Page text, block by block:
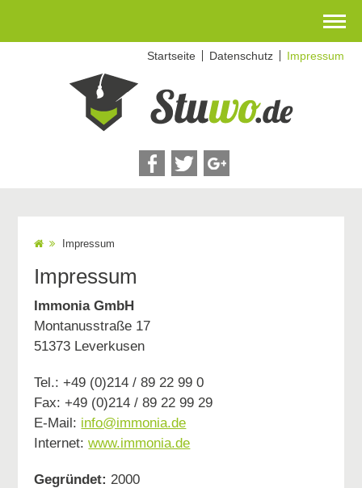
Zum
Startseite Datenschutz Impressum
Impressum
Impressum
Immonia GmbH
Montanusstraße 17
51373 Leverkusen
Tel.: +49 (0)214 / 89 22 99 0
Fax: +49 (0)214 / 89 22 99 29
E-Mail: info@immonia.de
Internet: www.immonia.de
Gegründet: 2000